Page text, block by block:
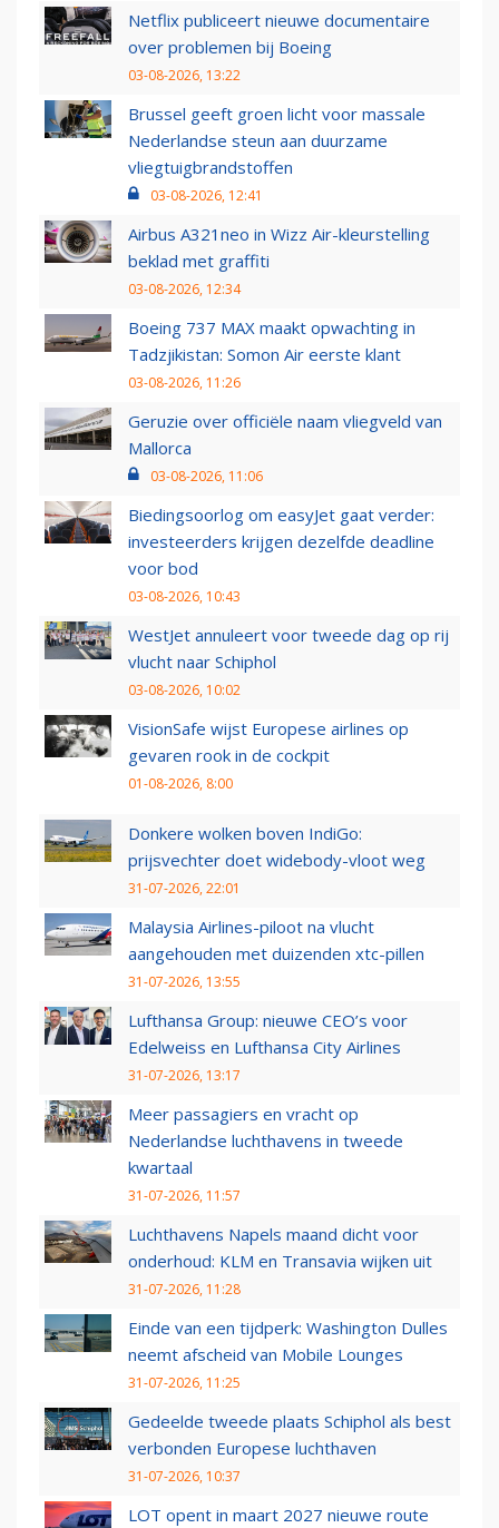
Netflix publiceert nieuwe documentaire
over problemen bij Boeing
03-08-2026, 13:22
Brussel geeft groen licht voor massale
Nederlandse steun aan duurzame
vliegtuigbrandstoffen
03-08-2026, 12:41
Airbus A321neo in Wizz Air-kleurstelling
beklad met graffiti
03-08-2026, 12:34
Boeing 737 MAX maakt opwachting in
Tadzjikistan: Somon Air eerste klant
03-08-2026, 11:26
Geruzie over officiële naam vliegveld van
Mallorca
03-08-2026, 11:06
Biedingsoorlog om easyJet gaat verder:
investeerders krijgen dezelfde deadline
voor bod
03-08-2026, 10:43
WestJet annuleert voor tweede dag op rij
vlucht naar Schiphol
03-08-2026, 10:02
VisionSafe wijst Europese airlines op
gevaren rook in de cockpit
01-08-2026, 8:00
Donkere wolken boven IndiGo:
prijsvechter doet widebody-vloot weg
31-07-2026, 22:01
Malaysia Airlines-piloot na vlucht
aangehouden met duizenden xtc-pillen
31-07-2026, 13:55
Lufthansa Group: nieuwe CEO’s voor
Edelweiss en Lufthansa City Airlines
31-07-2026, 13:17
Meer passagiers en vracht op
Nederlandse luchthavens in tweede
kwartaal
31-07-2026, 11:57
Luchthavens Napels maand dicht voor
onderhoud: KLM en Transavia wijken uit
31-07-2026, 11:28
Einde van een tijdperk: Washington Dulles
neemt afscheid van Mobile Lounges
31-07-2026, 11:25
Gedeelde tweede plaats Schiphol als best
verbonden Europese luchthaven
31-07-2026, 10:37
LOT opent in maart 2027 nieuwe route